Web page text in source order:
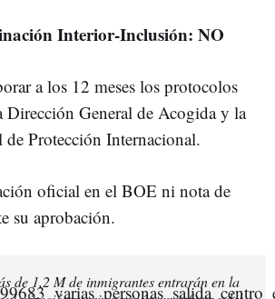
Interior-Inclusión: NO
a los 12 meses los protocolos
Dirección General de Acogida y la
Protección Internacional.
oficial en el BOE ni nota de
su aprobación.
de 1,2 M de inmigrantes entrarán en la